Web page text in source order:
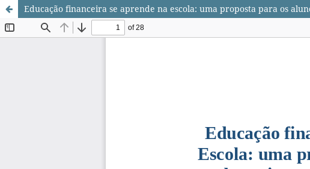
Educação financeira se aprende na escola: uma proposta para os